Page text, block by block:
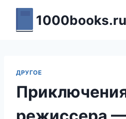
Перейти
содержимому
1000books.ru
ДРУГОЕ